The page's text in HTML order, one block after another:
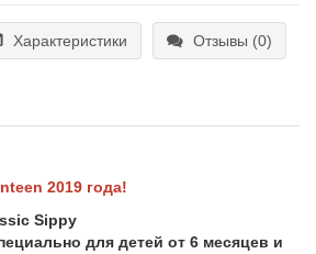
Характеристики Отзывы (0)
2019 года!
Sippy
для детей от 6 месяцев и